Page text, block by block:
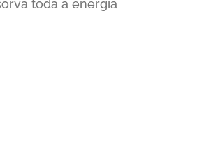
toda a energia